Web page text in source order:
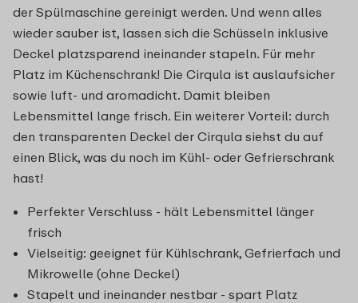
der Spülmaschine gereinigt werden. Und wenn alles
wieder sauber ist, lassen sich die Schüsseln inklusive
Deckel platzsparend ineinander stapeln. Für mehr
Platz im Küchenschrank! Die Cirqula ist auslaufsicher
sowie luft- und aromadicht. Damit bleiben
Lebensmittel lange frisch. Ein weiterer Vorteil: durch
den transparenten Deckel der Cirqula siehst du auf
einen Blick, was du noch im Kühl- oder Gefrierschrank
hast!
Perfekter Verschluss - hält Lebensmittel länger
frisch
Vielseitig: geeignet für Kühlschrank, Gefrierfach und
Mikrowelle (ohne Deckel)
Stapelt und ineinander nestbar - spart Platz